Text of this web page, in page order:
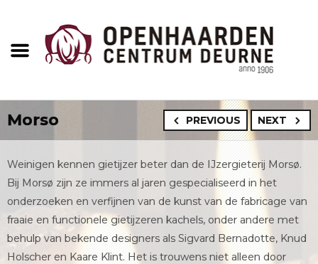
PREVIOUS NEXT
Morso
Weinigen kennen gietijzer beter dan de IJzergieterij Morsø.
Bij Morsø zijn ze immers al jaren gespecialiseerd in het
onderzoeken en verfijnen van de kunst van de fabricage van
fraaie en functionele gietijzeren kachels, onder andere met
behulp van bekende designers als Sigvard Bernadotte, Knud
Holscher en Kaare Klint. Het is trouwens niet alleen door